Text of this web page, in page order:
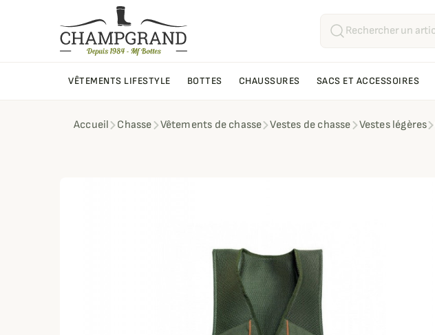
VÊTEMENTS LIFESTYLE BOTTES CHAUSSURES SACS ET ACCESSOIRES
Accueil Chasse Vêtements de chasse Vestes de chasse Vestes légères